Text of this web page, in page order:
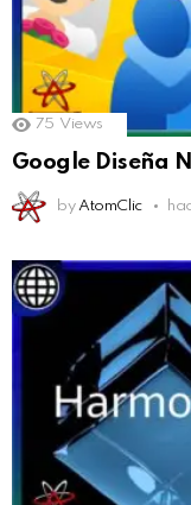
75 Views
Google Diseña
by AtomClic